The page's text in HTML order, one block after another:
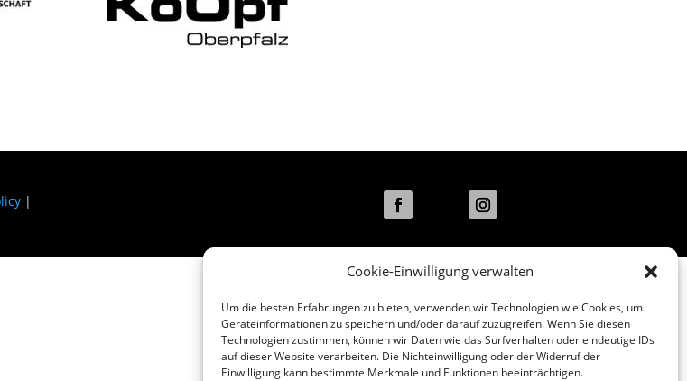
Cookie-Einwilligung verwalten
Um die besten Erfahrungen zu bieten, verwenden wir Technologien wie Cookies, um
Geräteinformationen zu speichern und/oder darauf zuzugreifen. Wenn Sie diesen
Technologien zustimmen, können wir Daten wie das Surfverhalten oder eindeutige IDs
auf dieser Website verarbeiten. Die Nichteinwilligung oder der Widerruf der
Einwilligung kann bestimmte Merkmale und Funktionen beeinträchtigen.
|